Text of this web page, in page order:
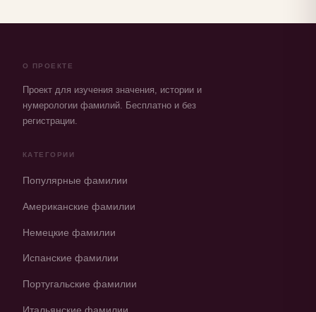
О ПРОЕКТЕ
Проект для изучения значения, истории и
нумерологии фамилий. Бесплатно и без
регистрации.
КАТЕГОРИИ
Популярные фамилии
Американские фамилии
Немецкие фамилии
Испанские фамилии
Португальские фамилии